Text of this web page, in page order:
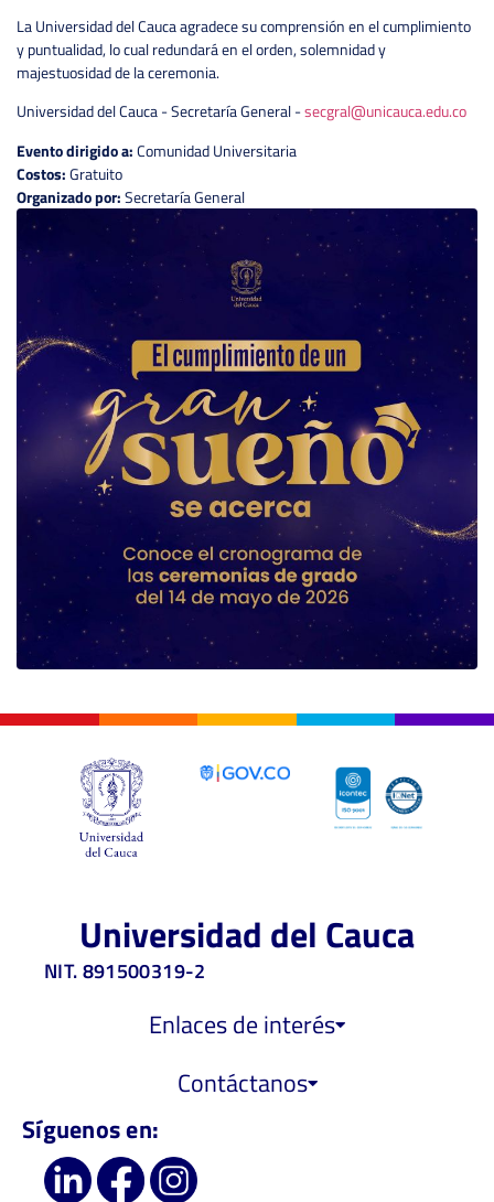
La Universidad del Cauca agradece su comprensión en el cumplimiento
y puntualidad, lo cual redundará en el orden, solemnidad y
majestuosidad de la ceremonia.
Universidad del Cauca - Secretaría General -secgral@unicauca.edu.co
Evento dirigido a:Comunidad Universitaria
Costos:Gratuito
Organizado por:Secretaría General
Universidad del Cauca
NIT. 891500319-2
Enlaces de interés
Contáctanos
Síguenos en: